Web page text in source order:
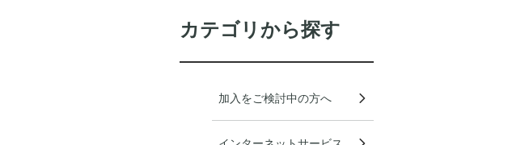
カテゴリから探す
加入をご検討中の方へ